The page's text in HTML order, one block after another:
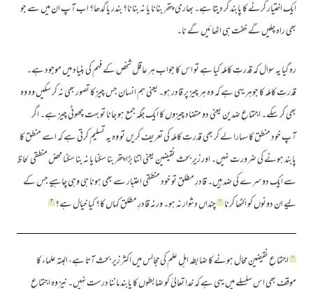
ایک اختیار کرنے کا پابند کر دیتا ہے۔ بھاری پتھر بنانا یا نہ بنانا؟ بندر یا گدھا؟ اب آپ ان میں سے جو
بھی راہ چلیں گے خفت ہی اٹھائیں گے نا۔
رہ گیا یہ سوال کہ قدرتِ کاملہ کیا ہے تو اس کا جواب ہر عاقل شخص کے فہم کی بنیاد میں موجود ہے۔
قدرتِ کاملہ کا جوہر یہی ہے کہ وہ ہر چیز پر قادر ہو۔ یعنی ہم انسان جس چیز کا تصور بھی نہ کر سکیں وہ وہ
بھی کر سکے۔ اجتماعِ ضدین یعنی دو متضاد چیزوں کا ایک جگہ جمع ہو جانا تو بہت چھوٹی چیز ہے۔ اگر
آپ خود منطق کا سہارا لے کر بھی قدرتِ کاملہ کی تعریف کریں تو وہ یہ تسلیم کرتی ہے کہ اسے منطق کا
پابند ہونے کی ضرورت نہیں۔ اور زیرِ بحث نقیضین یعنی اتنا بڑا پتھر بنا سکنا یا نہ بنا سکنا محض منطقی لحاظ
سے ایک دوسرے کی ضد ہیں۔ قادرِ مطلق تو خود منطقی اعتبار سے بھی ہونا ہی وہی چاہیے جس کے
لیے ان دونوں کو اکٹھا کرنا ۱چنداں دشوار نہ ہو۔ ورنہ قادرِ مطلق کہاں کا؟ کیا خیال ہے؟۲
۱اجتماعِ نقیضین محال ہونے کا ضابطہ اہلِ علم کی مجالس میں اکثر زیر بحث آتا ہے، البتہ علماء کا
موقف بھی اس سلسلے میں یہی ہے کہ خدا تعالیٰ کو ضابطوں کا پابند ماننا درست نہیں۔ نیز وہ اجتماعِ